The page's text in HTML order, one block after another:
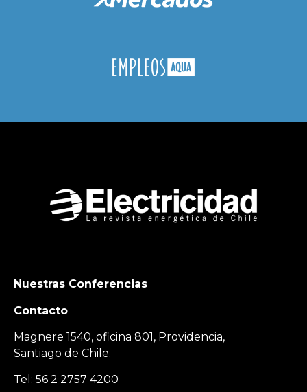
Nuestras Conferencias
Contacto
Magnere 1540, oficina 801, Providencia,
Santiago de Chile.
Tel: 56 2 2757 4200